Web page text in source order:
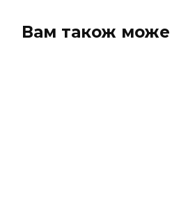
Вам також може